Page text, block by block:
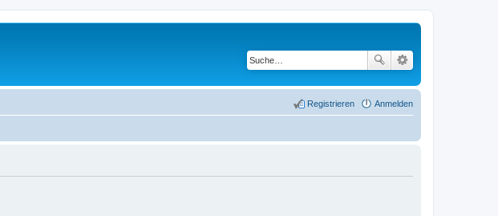
Anmelden
Registrieren